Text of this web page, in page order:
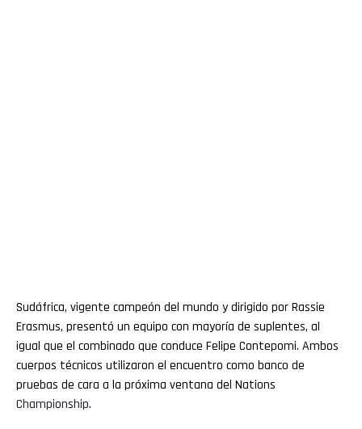
Sudáfrica, vigente campeón del mundo y dirigido por Rassie
Erasmus, presentó un equipo con mayoría de suplentes, al
igual que el combinado que conduce Felipe Contepomi. Ambos
cuerpos técnicos utilizaron el encuentro como banco de
pruebas de cara a la próxima ventana del Nations
Championship.